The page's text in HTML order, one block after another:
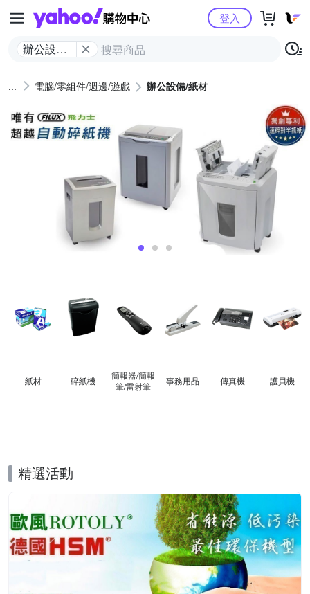
Yahoo購物中心
辦公設備/
登入
電腦/零組件/週邊/遊戲 辦公設備/紙材
紙材 碎紙機
簡報器/簡報
筆/雷射筆
事務用品 傳真機 護貝機
精選活動